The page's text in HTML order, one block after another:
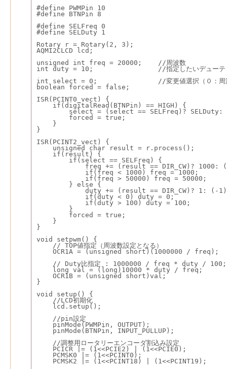
#define PWMPin 10
#define BTNPin 8
#define SELFreq 0
#define SELDuty 1
Rotary r = Rotary(2, 3);
AQMI2CLCD lcd;
unsigned int freq = 20000;    //周波数
int duty = 10;                //指定したいデューテ
int select = 0;               //変更値選択（０：周波
boolean forced = false;
ISR(PCINT0_vect) {
if(digitalRead(BTNPin) == HIGH) {
select = (select == SELFreq)? SELDuty:
forced = true;
}
}
ISR(PCINT2_vect) {
unsigned char result = r.process();
if(result) {
if(select == SELFreq) {
freq += (result == DIR_CW)? 1000: (-
if(freq < 1000) freq = 1000;
if(freq > 50000) freq = 50000;
} else {
duty += (result == DIR_CW)? 1: (-
if(duty < 0) duty = 0;
if(duty > 100) duty = 100;
}
forced = true;
}
}
void setpwm() {
// TOP値指定（周波数設定となる）
OCR1A = (unsigned short)(1000000 / freq);
// Duty比指定 : 1000000 / freq * duty / 100;
long val = (long)10000 * duty / freq;
OCR1B = (unsigned short)val;
}
void setup() {
//LCD初期化
lcd.setup();
//pin設定
pinMode(PWMPin, OUTPUT);
pinMode(BTNPin, INPUT_PULLUP);
//調整用ロータリーエンコーダ割込み設定
PCICR |= (1<<PCIE2) | (1<<PCIE0);
PCMSK0 |= (1<<PCINT0);
PCMSK2 |= (1<<PCINT18) | (1<<PCINT19);